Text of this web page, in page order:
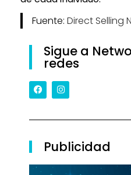
Fuente: Direct Selling
Sigue a
redes
Publicidad